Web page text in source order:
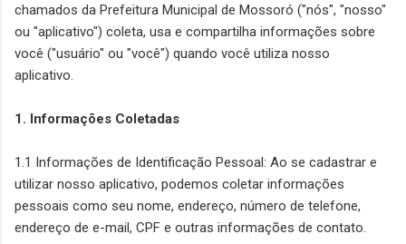
chamados da Prefeitura Municipal de Mossoró ("nós", "nosso"
ou "aplicativo") coleta, usa e compartilha informações sobre
você ("usuário" ou "você") quando você utiliza nosso
aplicativo.
1. Informações Coletadas
1.1 Informações de Identificação Pessoal: Ao se cadastrar e
utilizar nosso aplicativo, podemos coletar informações
pessoais como seu nome, endereço, número de telefone,
endereço de e-mail, CPF e outras informações de contato.